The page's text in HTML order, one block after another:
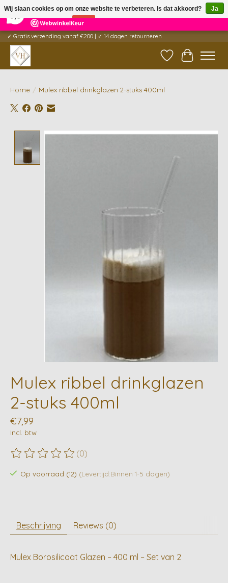
5 Reviews ×
✓ Gratis verzending vanaf €200 | ✓ 14 dagen retourneren
Verlanglijst
Home / Mulex ribbel drinkglazen 2-stuks 400ml
Product image slideshow Items
Mulex ribbel drinkglazen
2-stuks 400ml
€7,99
Incl. btw
De beoordeling van dit product is
(0)
Op voorraad (12) (Levertijd:Binnen 1-5 dagen)
Beschrijving Reviews (0)
Mulex Borosilicaat Glazen – 400 ml – Set van 2
Wij slaan cookies op om onze website te verbeteren. Is dat akkoord?
Ja
Nee